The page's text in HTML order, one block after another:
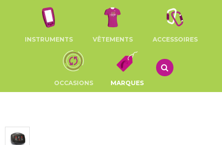
INSTRUMENTS VÊTEMENTS ACCESSOIRES
OCCASIONS MARQUES